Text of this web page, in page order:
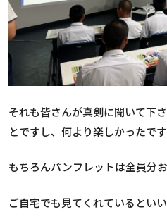
それも皆さんが真剣に聞いて下
とですし、何より楽しかったです
もちろんパンフレットは全員分
ご自宅でも見てくれているとい